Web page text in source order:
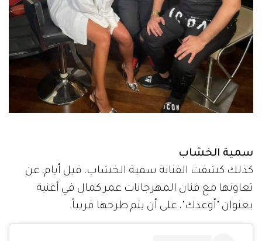
سمية الخشاب
كذلك كشفت الفنانة سمية الخشاب، قبل أيام، عن
تعاونها مع فنان المهرجانات عمر كمال في أغنية
بعنوان "أوعدك"، على أن يتم طرحها قريباً.